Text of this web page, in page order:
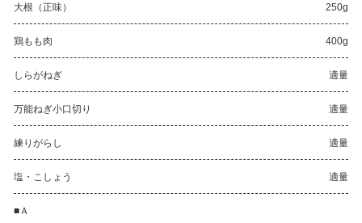
大根（正味） 250g
鶏もも肉 400g
しらがねぎ 適量
万能ねぎ小口切り 適量
練りがらし 適量
塩・こしょう 適量
■Ａ